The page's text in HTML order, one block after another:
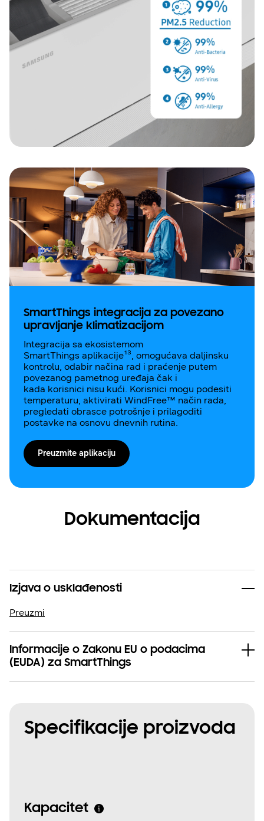
SmartThings integracija za povezano
upravljanje klimatizacijom
Integracija sa ekosistemom
SmartThings aplikacije¹³, omogućava daljinsku
kontrolu, odabir načina rad i praćenje putem
povezanog pametnog uređaja čak i
kada korisnici nisu kući. Korisnici mogu podesiti
temperaturu, aktivirati WindFree™ način rada,
pregledati obrasce potrošnje i prilagoditi
postavke na osnovu dnevnih rutina.
Preuzmite aplikaciju
Dokumentacija
Izjava o usklađenosti
Preuzmi
Informacije o Zakonu EU o podacima
(EUDA) za SmartThings
Specifikacije proizvoda
Kapacitet